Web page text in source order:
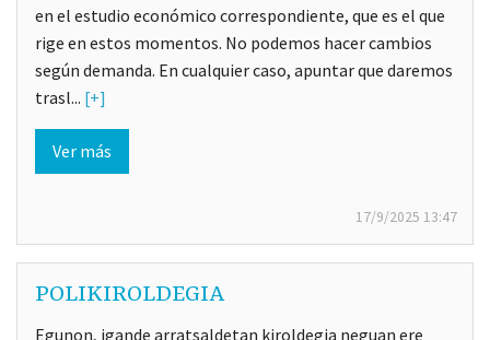
en el estudio económico correspondiente, que es el que
rige en estos momentos. No podemos hacer cambios
según demanda. En cualquier caso, apuntar que daremos
trasl... [+]
Ver más
17/9/2025 13:47
POLIKIROLDEGIA
Egunon, igande arratsaldetan kiroldegia neguan ere